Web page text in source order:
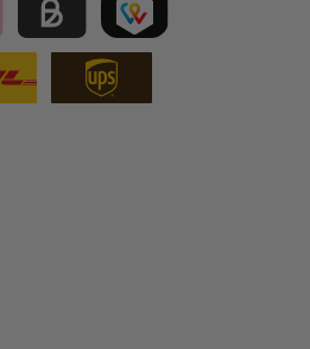
Kauf auf Rechnung für B2B via
TWINT